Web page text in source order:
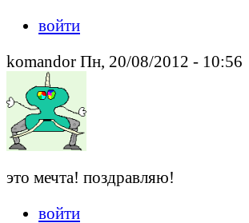
войти
komandor Пн, 20/08/2012 - 10:56
это мечта! поздравляю!
войти